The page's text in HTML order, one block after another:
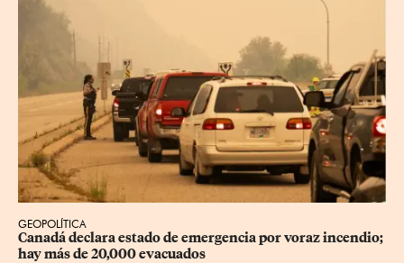
GEOPOLÍTICA
Canadá declara estado de emergencia por voraz incendio;
hay más de 20,000 evacuados